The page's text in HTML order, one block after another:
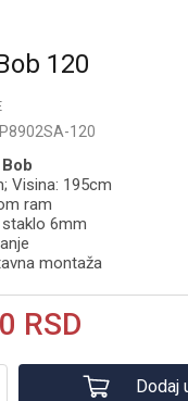
120
120
Visina: 195cm
ram
6mm
montaža
RSD
Dodaj